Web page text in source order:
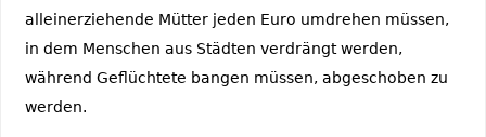
alleinerziehende Mütter jeden Euro umdrehen müssen,
in dem Menschen aus Städten verdrängt werden,
während Geflüchtete bangen müssen, abgeschoben zu
werden.